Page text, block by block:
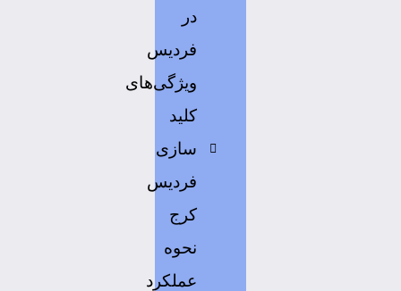
در
فردیس
ویژگی‌های
کلید
سازی
فردیس
کرج
نحوه
عملکرد